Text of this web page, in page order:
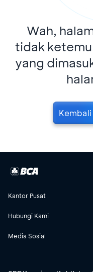
Wah,
tidak
yang
Kantor Pusat
Hubungi Kami
Media Sosial